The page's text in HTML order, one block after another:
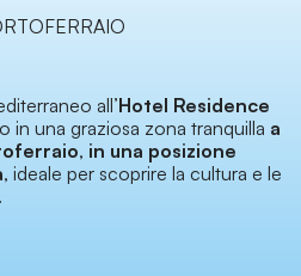
all’Hotel Residence
in una graziosa zona tranquilla a
, in una posizione
, ideale per scoprire la cultura e le